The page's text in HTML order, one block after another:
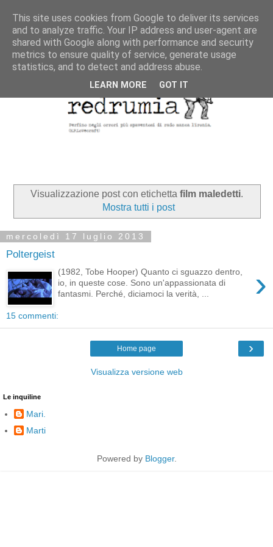
Visualizzazione post con etichetta film maledetti.
Mostra tutti i post
mercoledì 17 luglio 2013
Poltergeist
›
(1982, Tobe Hooper) Quanto ci sguazzo dentro,
io, in queste cose. Sono un'appassionata di
fantasmi. Perché, diciamoci la verità, ...
15 commenti:
›
Home page
Visualizza versione web
Le inquiline
Mari.
Marti
Powered by Blogger.
This site uses cookies from Google to deliver its services
and to analyze traffic. Your IP address and user-agent are
shared with Google along with performance and security
metrics to ensure quality of service, generate usage
statistics, and to detect and address abuse.
LEARN MORE GOT IT